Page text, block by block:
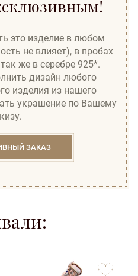
это изделие в любом
не влияет), в пробах
же в серебре 925*.
дизайн любого
изделия из нашего
украшение по Вашему
ЗАКАЗ
favorites